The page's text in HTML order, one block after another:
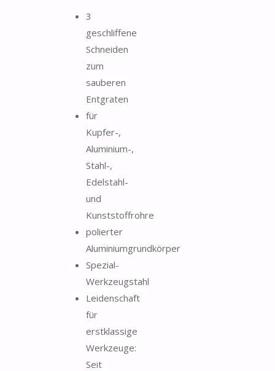
3
geschliffene
Schneiden
zum
sauberen
Entgraten
für
Kupfer-,
Aluminium-,
Stahl-,
Edelstahl-
und
Kunststoffrohre
polierter
Aluminiumgrundkörper
Spezial-
Werkzeugstahl
Leidenschaft
für
erstklassige
Werkzeuge:
Seit